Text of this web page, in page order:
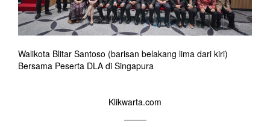
Walikota Blitar Santoso (barisan belakang lima dari kiri)
Bersama Peserta DLA di Singapura
Klikwarta.com